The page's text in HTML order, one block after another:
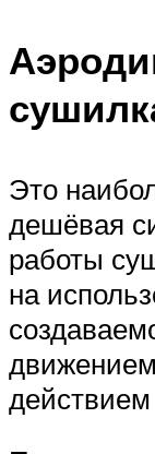
Это
дешёвая
работы
на